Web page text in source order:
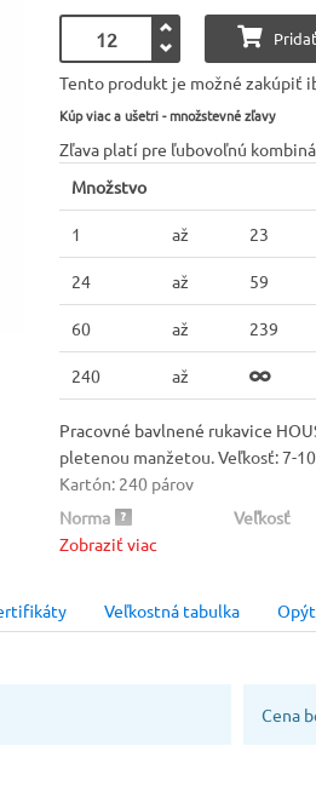
Tento produkt je možné zakúpiť
Kúp viac a ušetri - množstevné zľavy
Zľava platí pre ľubovoľnú
Množstvo
1 až 23
24 až 59
60 až 239
240 až
Pracovné bavlnené rukavice
pletenou manžetou. Veľkosť: 7-
Kartón: 240 párov
Norma
EN 388
Veľkosť
Množstvo v kartóne
240 párov
Výrobca
Ardon
Zobraziť viac
Veľkostná tabulka
Cena